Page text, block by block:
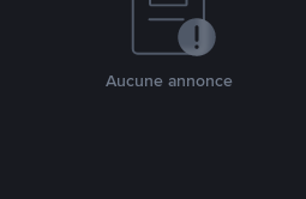
Aucune annonce